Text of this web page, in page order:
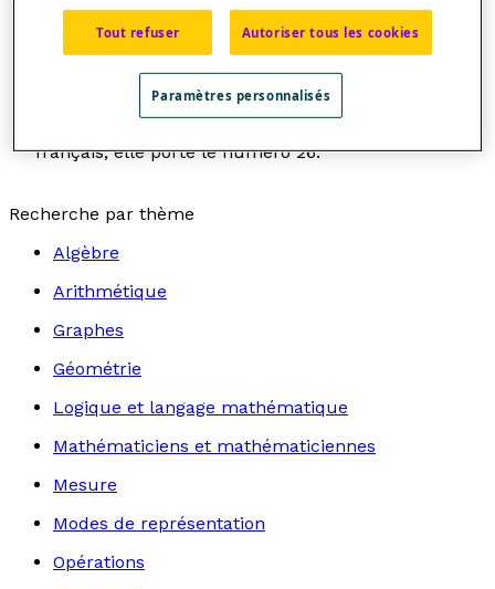
La lettre H est la huitième lettre de l'alphabet
français; elle porte le numéro 8.
La lettre A est la première lettre de l'alphabet
français; elle porte le numéro 1.
français; elle porte le numéro 26.
Recherche par thème
Algèbre
Arithmétique
Graphes
Géométrie
Logique et langage mathématique
Mathématiciens et mathématiciennes
Mesure
Modes de représentation
Opérations
Tout refuser Autoriser tous les cookies
Paramètres personnalisés